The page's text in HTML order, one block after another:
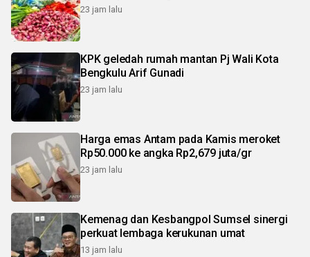
23 jam lalu
KPK geledah rumah mantan Pj Wali Kota
Bengkulu Arif Gunadi
23 jam lalu
Harga emas Antam pada Kamis meroket
Rp50.000 ke angka Rp2,679 juta/gr
23 jam lalu
Kemenag dan Kesbangpol Sumsel sinergi
perkuat lembaga kerukunan umat
13 jam lalu